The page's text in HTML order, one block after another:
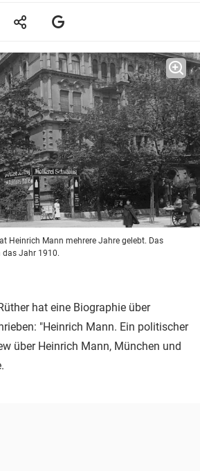
Heinrich Mann mehrere Jahre gelebt. Das
das Jahr 1910.
hat eine Biographie über
"Heinrich Mann. Ein politischer
über Heinrich Mann, München und